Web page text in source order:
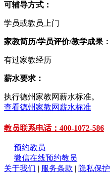
可辅导方式：
学员或教员上门
家教简历/学员评价/教学成果：
有过家教经历
薪水要求：
执行德州家教网薪水标准。
查看德州家教网薪水标准
教员联系电话：400-1072-586
预约教员
微信在线预约教员
关于我们 | 服务条款 | 隐私保护